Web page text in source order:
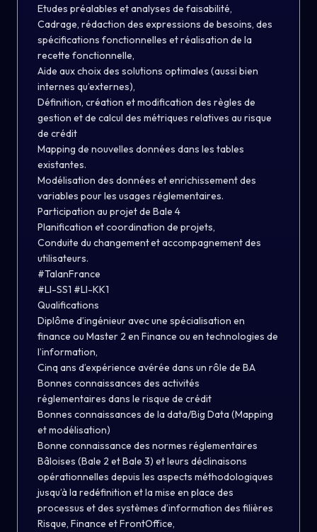
Etudes préalables et analyses de faisabilité,
Cadrage, rédaction des expressions de besoins, des
spécifications fonctionnelles et réalisation de la
recette fonctionnelle,
Aide aux choix des solutions optimales (aussi bien
internes qu’externes),
Définition, création et modification des règles de
gestion et de calcul des métriques relatives au risque
de crédit
Mapping de nouvelles données dans les tables
existantes.
Modélisation des données et enrichissement des
variables pour les usages réglementaires.
Participation au projet de Bale 4
Planification et coordination de projets,
Conduite du changement et accompagnement des
utilisateurs.
#TalanFrance
#LI-SS1 #LI-KK1
Qualifications
Diplôme d’ingénieur avec une spécialisation en
finance ou Master 2 en Finance ou en technologies de
l’information,
Cinq ans d’expérience avérée dans un rôle de BA
Bonnes connaissances des activités
réglementaires dans le risque de crédit
Bonnes connaissances de la data/Big Data (Mapping
et modélisation)
Bonne connaissance des normes réglementaires
Bâloises (Bale 2 et Bale 3) et leurs déclinaisons
opérationnelles depuis les aspects méthodologiques
jusqu’à la redéfinition et la mise en place des
processus et des systèmes d’information des filières
Risque, Finance et FrontOffice,